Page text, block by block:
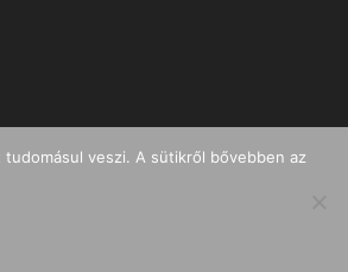
veszi. A sütikről bővebben az